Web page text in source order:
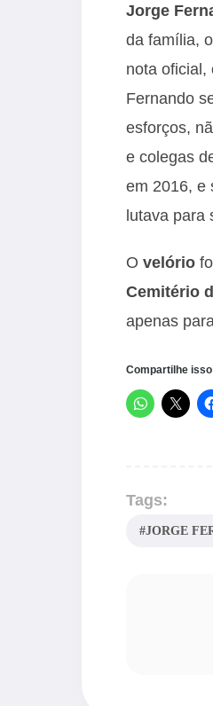
Jorge
da família,
nota oficial,
Fernando
esforços,
e colegas
em 2016, e
lutava para
O velório
Cemitério
apenas
Compartilhe
Tags:
#JORGE